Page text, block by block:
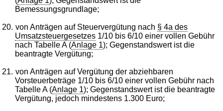
Bemessungsgrundlage;
20. von Anträgen auf Steuervergütung nach § 4a des
Umsatzsteuergesetzes 1/10 bis 6/10 einer vollen Gebühr
nach Tabelle A (Anlage 1); Gegenstandswert ist die
beantragte Vergütung;
21. von Anträgen auf Vergütung der abziehbaren
Vorsteuerbeträge 1/10 bis 6/10 einer vollen Gebühr nach
Tabelle A (Anlage 1); Gegenstandswert ist die beantragte
Vergütung, jedoch mindestens 1.300 Euro;